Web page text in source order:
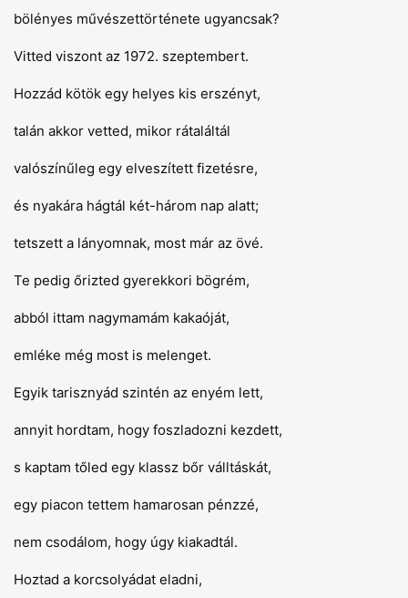
bölényes művészettörténete ugyancsak?
Vitted viszont az 1972. szeptembert.
Hozzád kötök egy helyes kis erszényt,
talán akkor vetted, mikor rátaláltál
valószínűleg egy elveszített fizetésre,
és nyakára hágtál két-három nap alatt;
tetszett a lányomnak, most már az övé.
Te pedig őrizted gyerekkori bögrém,
abból ittam nagymamám kakaóját,
emléke még most is melenget.
Egyik tarisznyád szintén az enyém lett,
annyit hordtam, hogy foszladozni kezdett,
s kaptam tőled egy klassz bőr válltáskát,
egy piacon tettem hamarosan pénzzé,
nem csodálom, hogy úgy kiakadtál.
Hoztad a korcsolyádat eladni,